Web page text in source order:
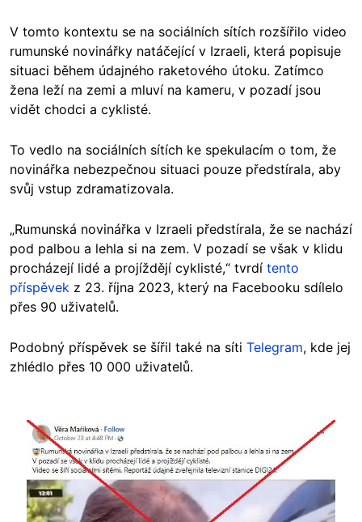
V tomto kontextu se na sociálních sítích rozšířilo video
rumunské novinářky natáčející v Izraeli, která popisuje
situaci během údajného raketového útoku. Zatímco
žena leží na zemi a mluví na kameru, v pozadí jsou
vidět chodci a cyklisté.
To vedlo na sociálních sítích ke spekulacím o tom, že
novinářka nebezpečnou situaci pouze předstírala, aby
svůj vstup zdramatizovala.
„Rumunská novinářka v Izraeli předstírala, že se nachází
pod palbou a lehla si na zem. V pozadí se však v klidu
procházejí lidé a projíždějí cyklisté,“ tvrdí tento
příspěvek z 23. října 2023, který na Facebooku sdílelo
přes 90 uživatelů.
Podobný příspěvek se šířil také na síti Telegram, kde jej
zhlédlo přes 10 000 uživatelů.
Image